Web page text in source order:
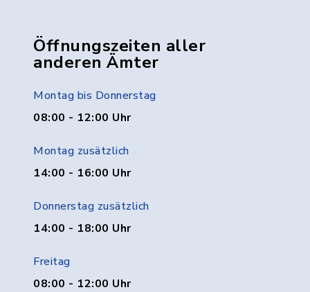
Öffnungszeiten aller
anderen Ämter
Montag bis Donnerstag
08:00 - 12:00 Uhr
Montag zusätzlich
14:00 - 16:00 Uhr
Donnerstag zusätzlich
14:00 - 18:00 Uhr
Freitag
08:00 - 12:00 Uhr